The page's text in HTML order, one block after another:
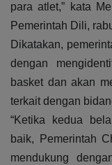
para atlet,” kata
Pemerintah Dili,
Dikatakan,
dengan
basket dan akan
terkait dengan
“Ketika kedua
baik, Pemerintah
mendukung